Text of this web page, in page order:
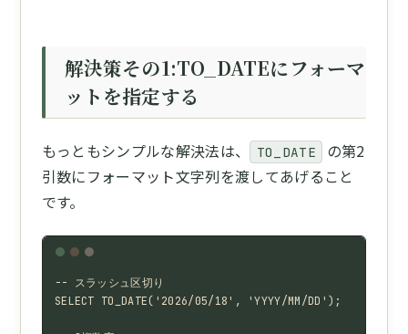
解決策その1:TO_DATEにフォーマ
ットを指定する
もっともシンプルな解決法は、 TO_DATE
の第2
引数にフォーマット文字列を渡してあげること
です。
-- スラッシュ区切り
SELECT TO_DATE('2026/05/18', 'YYYY/MM/DD');